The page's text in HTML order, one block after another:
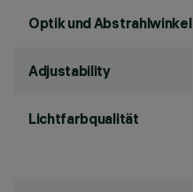
Optik und Abstrahlwinkel
Adjustability
Lichtfarbqualität